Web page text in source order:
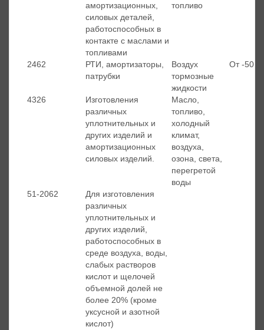
амортизационных,
силовых деталей,
работоспособных в
контакте с маслами и
топливами
топливо
2462
РТИ, амортизаторы,
патрубки
Воздух
тормозные
жидкости
От -50
4326
Изготовления
различных
уплотнительных и
других изделий и
амортизационных
силовых изделий.
Масло,
топливо,
холодный
климат,
воздуха,
озона, света,
перегретой
воды
51-2062
Для изготовления
различных
уплотнительных и
других изделий,
работоспособных в
среде воздуха, воды,
слабых растворов
кислот и щелочей
объемной долей не
более 20% (кроме
уксусной и азотной
кислот)